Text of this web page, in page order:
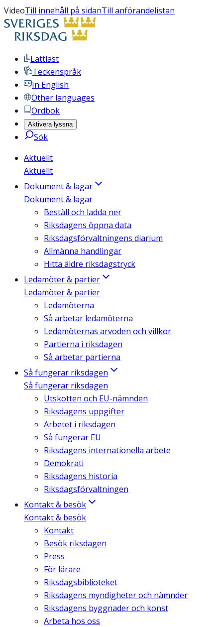
VideoTill innehåll på sidanTill anförandelistan
Lättläst
Teckenspråk
In English
Other languages
Ordbok
Aktivera lyssna
Sök
Aktuellt
Aktuellt
Dokument & lagar
Dokument & lagar
Beställ och ladda ner
Riksdagens öppna data
Riksdagsförvaltningens diarium
Allmänna handlingar
Hitta äldre riksdagstryck
Ledamöter & partier
Ledamöter & partier
Ledamöterna
Så arbetar ledamöterna
Ledamöternas arvoden och villkor
Partierna i riksdagen
Så arbetar partierna
Så fungerar riksdagen
Så fungerar riksdagen
Utskotten och EU-nämnden
Riksdagens uppgifter
Arbetet i riksdagen
Så fungerar EU
Riksdagens internationella arbete
Demokrati
Riksdagens historia
Riksdagsförvaltningen
Kontakt & besök
Kontakt & besök
Kontakt
Besök riksdagen
Press
För lärare
Riksdagsbiblioteket
Riksdagens myndigheter och nämnder
Riksdagens byggnader och konst
Arbeta hos oss